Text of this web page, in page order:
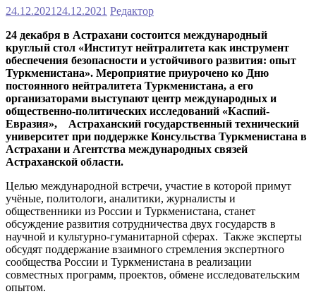
24.12.2021 24.12.2021 Редактор
24 декабря в Астрахани состоится международный
круглый стол «Институт нейтралитета как инструмент
обеспечения безопасности и устойчивого развития: опыт
Туркменистана». Мероприятие приурочено ко Дню
постоянного нейтралитета Туркменистана, а его
организаторами выступают центр международных и
общественно-политических исследований «Каспий-
Евразия»,
Астраханский государственный технический
университет при поддержке Консульства Туркменистана в
Астрахани и Агентства международных связей
Астраханской области.
Целью международной встречи, участие в которой примут
учёные, политологи, аналитики, журналисты и
общественники из России и Туркменистана, станет
обсуждение развития сотрудничества двух государств в
научной и культурно-гуманитарной сферах. Также эксперты
обсудят поддержание взаимного стремления экспертного
сообщества России и Туркменистана в реализации
совместных программ, проектов, обмене исследовательским
опытом.